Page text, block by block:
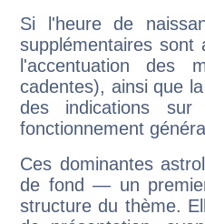
Si l'heure de
supplémentaires sont
l'accentuation des
cadentes), ainsi que
des indications sur
fonctionnement
Ces dominantes
de fond — un
structure du thème.